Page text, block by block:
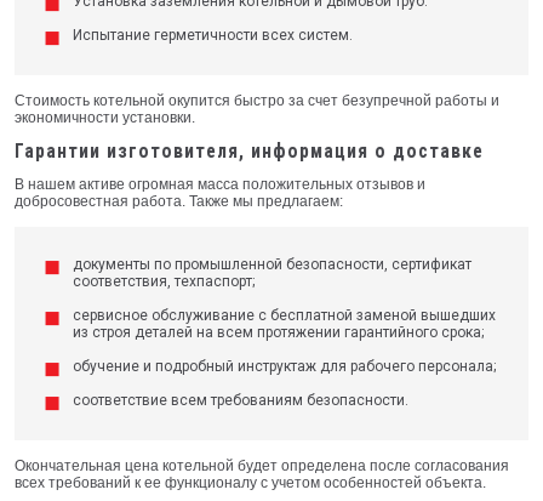
Испытание герметичности всех систем.
Стоимость котельной окупится быстро за счет безупречной работы и
экономичности установки.
Гарантии изготовителя, информация о доставке
В нашем активе огромная масса положительных отзывов и
добросовестная работа. Также мы предлагаем:
документы по промышленной безопасности, сертификат
соответствия, техпаспорт;
сервисное обслуживание с бесплатной заменой вышедших
из строя деталей на всем протяжении гарантийного срока;
обучение и подробный инструктаж для рабочего персонала;
соответствие всем требованиям безопасности.
Окончательная цена котельной будет определена после согласования
всех требований к ее функционалу с учетом особенностей объекта.